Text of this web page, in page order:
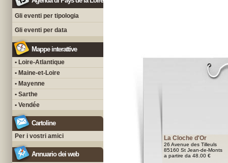
Gli eventi per tipologia
Gli eventi per data
Mappe interattive
• Loire-Atlantique
• Maine-et-Loire
• Mayenne
• Sarthe
• Vendée
Cartoline
Per i vostri amici
Annuario dei web
La Cloche d'Or
26 Avenue des Tilleuls
85160 St Jean-de-Monts
a partire da 48.00 €